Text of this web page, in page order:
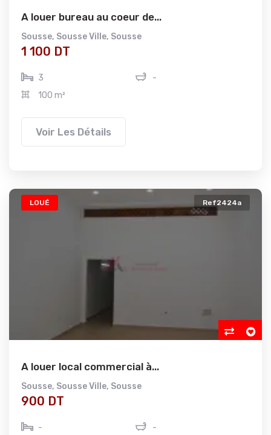
A louer bureau au coeur de...
Sousse, Sousse Ville, Sousse
1 100 DT
3
-
100 m²
Voir Les Détails
LOUÉ Ref2424a
A louer local commercial à...
Sousse, Sousse Ville, Sousse
900 DT
-
-